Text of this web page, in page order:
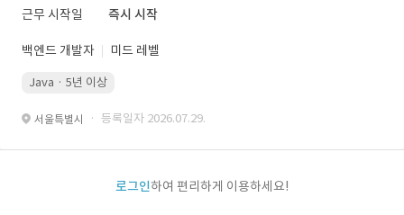
근무 시작일
즉시 시작
백엔드 개발자 미드 레벨
Java · 5년 이상
서울특별시 · 등록일자 2026.07.29.
로그인하여 편리하게 이용하세요!